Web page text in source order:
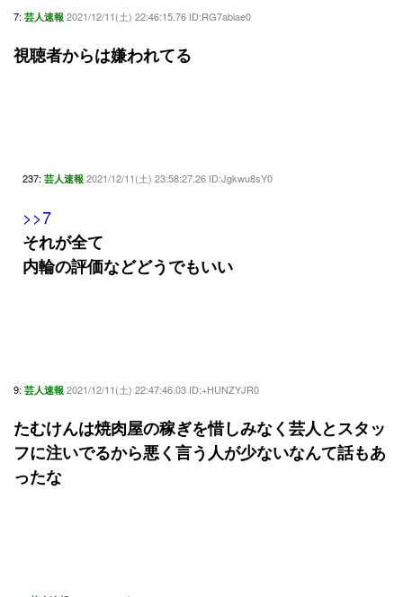
7: 芸人速報 2021/12/11(土) 22:46:15.76 ID:RG7abiae0
視聴者からは嫌われてる
237: 芸人速報 2021/12/11(土) 23:58:27.26 ID:Jgkwu8sY0
>>7
それが全て
内輪の評価などどうでもいい
9: 芸人速報 2021/12/11(土) 22:47:46.03 ID:+HUNZYJR0
たむけんは焼肉屋の稼ぎを惜しみなく芸人とスタッ
フに注いでるから悪く言う人が少ないなんて話もあ
ったな